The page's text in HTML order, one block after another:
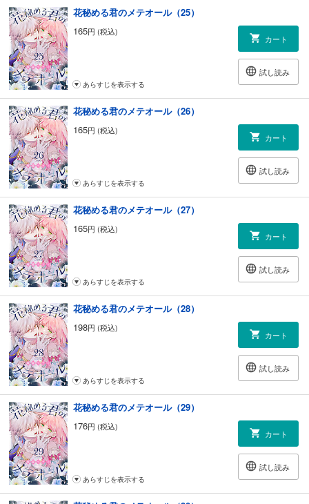
花秘める君のメテオール（25）
165円 (税込)
カート
試し読み
あらすじを表示する
花秘める君のメテオール（26）
165円 (税込)
カート
試し読み
あらすじを表示する
花秘める君のメテオール（27）
165円 (税込)
カート
試し読み
あらすじを表示する
花秘める君のメテオール（28）
198円 (税込)
カート
試し読み
あらすじを表示する
花秘める君のメテオール（29）
176円 (税込)
カート
試し読み
あらすじを表示する